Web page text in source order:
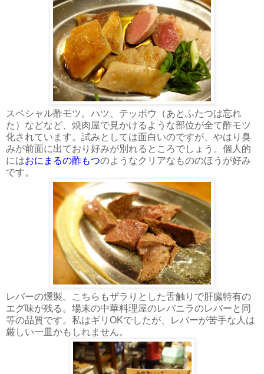
スペシャル酢モツ。ハツ、テッポウ（あとふたつは忘れ
た）などなど、焼肉屋で見かけるような部位が全て酢モツ
化されています。試みとしては面白いのですが、やはり臭
みが前面に出ており好みが別れるところでしょう。個人的
にはおにまるの酢もつのようなクリアなもののほうが好み
です。
レバーの燻製。こちらもザラりとした舌触りで肝臓特有の
エグ味が残る。場末の中華料理屋のレバニラのレバーと同
等の品質です。私はギリOKでしたが、レバーが苦手な人は
厳しい一皿かもしれません。